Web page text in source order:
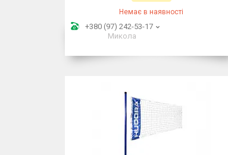
Немає в наявності
+380 (97) 242-53-17
Микола